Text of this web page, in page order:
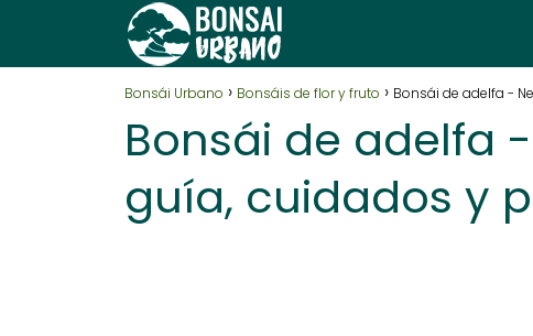
Bonsái Urbano Bonsáis de flor y fruto Bonsái de adelfa -
Bonsái de adelfa
guía, cuidados y